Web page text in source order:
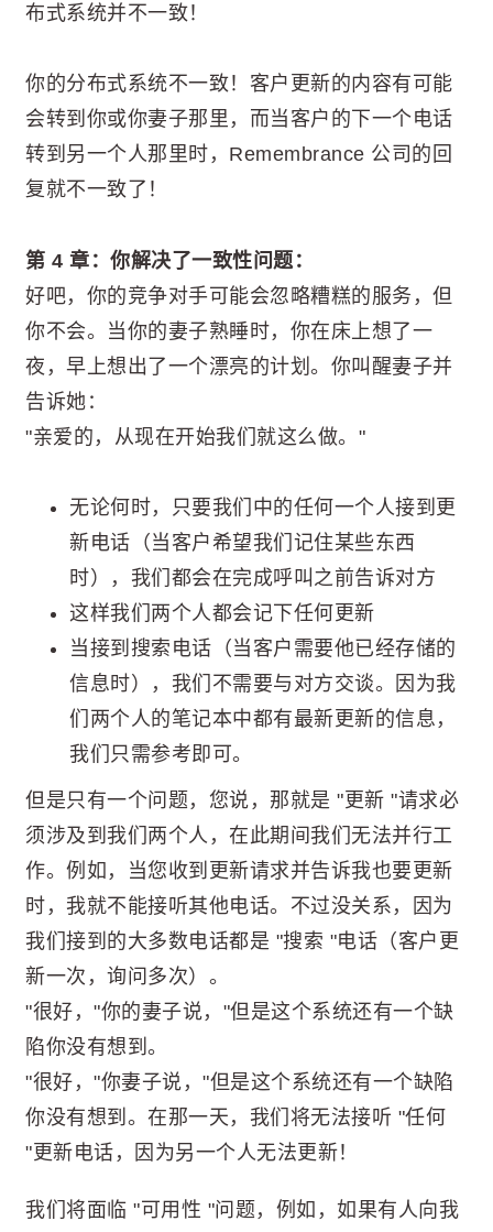
布式系统并不一致！
你的分布式系统不一致！客户更新的内容有可能
会转到你或你妻子那里，而当客户的下一个电话
转到另一个人那里时，Remembrance 公司的回
复就不一致了！
第 4 章：你解决了一致性问题：
好吧，你的竞争对手可能会忽略糟糕的服务，但
你不会。当你的妻子熟睡时，你在床上想了一
夜，早上想出了一个漂亮的计划。你叫醒妻子并
告诉她：
"亲爱的，从现在开始我们就这么做。"
无论何时，只要我们中的任何一个人接到更
新电话（当客户希望我们记住某些东西
时），我们都会在完成呼叫之前告诉对方
这样我们两个人都会记下任何更新
当接到搜索电话（当客户需要他已经存储的
信息时），我们不需要与对方交谈。因为我
们两个人的笔记本中都有最新更新的信息，
我们只需参考即可。
但是只有一个问题，您说，那就是 "更新 "请求必
须涉及到我们两个人，在此期间我们无法并行工
作。例如，当您收到更新请求并告诉我也要更新
时，我就不能接听其他电话。不过没关系，因为
我们接到的大多数电话都是 "搜索 "电话（客户更
新一次，询问多次）。
"很好，"你的妻子说，"但是这个系统还有一个缺
陷你没有想到。
"很好，"你妻子说，"但是这个系统还有一个缺陷
你没有想到。在那一天，我们将无法接听 "任何
"更新电话，因为另一个人无法更新！
我们将面临 "可用性 "问题，例如，如果有人向我